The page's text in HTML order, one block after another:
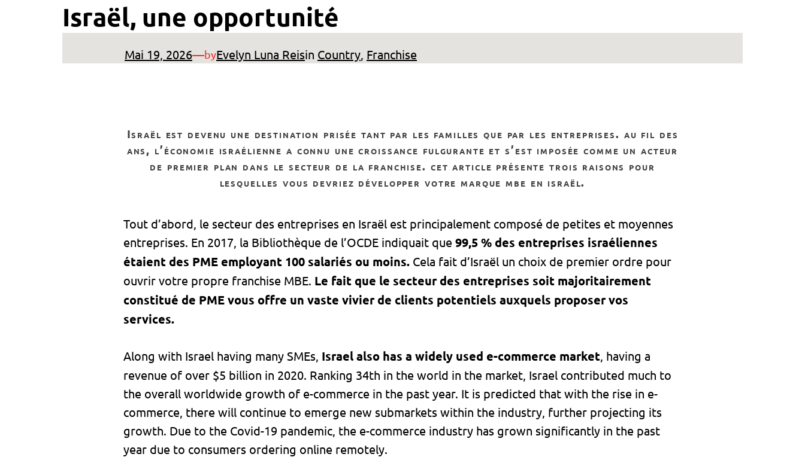
Israël, une opportunité
Mai 19, 2026—byEvelyn Luna Reisin Country, Franchise
israël est devenu une destination prisée tant par les familles que par les entreprises. au fil des
ans, l’économie israélienne a connu une croissance fulgurante et s’est imposée comme un acteur
de premier plan dans le secteur de la franchise. cet article présente trois raisons pour
lesquelles vous devriez développer votre marque mbe en israël.
Tout d’abord, le secteur des entreprises en Israël est principalement composé de petites et moyennes
entreprises. En 2017, la Bibliothèque de l’OCDE indiquait que 99,5 % des entreprises israéliennes
étaient des PME employant 100 salariés ou moins. Cela fait d’Israël un choix de premier ordre pour
ouvrir votre propre franchise MBE. Le fait que le secteur des entreprises soit majoritairement
constitué de PME vous offre un vaste vivier de clients potentiels auxquels proposer vos
services.
Along with Israel having many SMEs, Israel also has a widely used e-commerce market, having a
revenue of over $5 billion in 2020. Ranking 34th in the world in the market, Israel contributed much to
the overall worldwide growth of e-commerce in the past year. It is predicted that with the rise in e-
commerce, there will continue to emerge new submarkets within the industry, further projecting its
growth. Due to the Covid-19 pandemic, the e-commerce industry has grown significantly in the past
year due to consumers ordering online remotely.